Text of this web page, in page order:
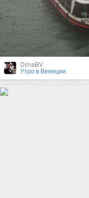
DimaBV
Утро в Венеции